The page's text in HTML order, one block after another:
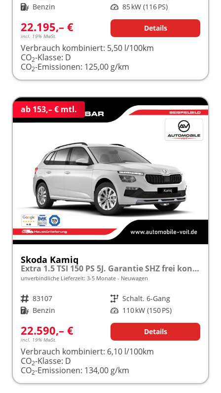
Kraftstoff Benzin Leistung 85 kW (116 PS)
22.195,– €
incl. 19% MwSt.
Details
Verbrauch kombiniert: 5,50 l/100km
CO2-Klasse: D
CO2-Emissionen: 125,00 g/km
ab 153,– € mtl.
Skoda Kamiq
Extra 1.5 TSI 150 PS 5J. Garantie SHZ frei konfigurierbar!
unverbindliche Lieferzeit: 3-5 Monate Neuwagen
Fahrzeugnr. 83107 Getriebe Schalt. 6-Gang
Kraftstoff Benzin Leistung 110 kW (150 PS)
22.590,– €
incl. 19% MwSt.
Details
Verbrauch kombiniert: 6,10 l/100km
CO2-Klasse: D
CO2-Emissionen: 134,00 g/km